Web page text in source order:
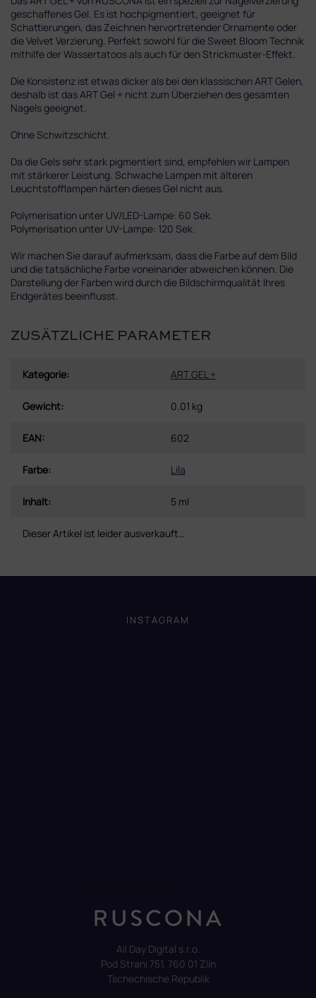
geschaffenes Gel. Es ist hochpigmentiert, geeignet für
Schattierungen, das Zeichnen hervortretender Ornamente oder
die Velvet Verzierung. Perfekt sowohl für die Sweet Bloom Technik
mithilfe der Wassertatoos als auch für den Strickmuster-Effekt.
Die Konsistenz ist etwas dicker als bei den klassischen ART Gelen,
deshalb ist das ART Gel + nicht zum Überziehen des gesamten
Nagels geeignet.
Ohne Schwitzschicht.
Da die Gels sehr stark pigmentiert sind, empfehlen wir Lampen
mit stärkerer Leistung. Schwache Lampen mit älteren
Leuchtstofflampen härten dieses Gel nicht aus.
Polymerisation unter UV/LED-Lampe: 60 Sek.
Polymerisation unter UV-Lampe: 120 Sek.
Wir machen Sie darauf aufmerksam, dass die Farbe auf dem Bild
und die tatsächliche Farbe voneinander abweichen können. Die
Darstellung der Farben wird durch die Bildschirmqualität Ihres
Endgerätes beeinflusst.
ZUSÄTZLICHE PARAMETER
Kategorie: ART GEL +
Gewicht: 0.01 kg
EAN: 602
Farbe: Lila
Inhalt: 5 ml
Dieser Artikel ist leider ausverkauft…
INSTAGRAM
All Day Digital s.r.o.
Pod Strani 751, 760 01 Zlín
Tschechische Republik